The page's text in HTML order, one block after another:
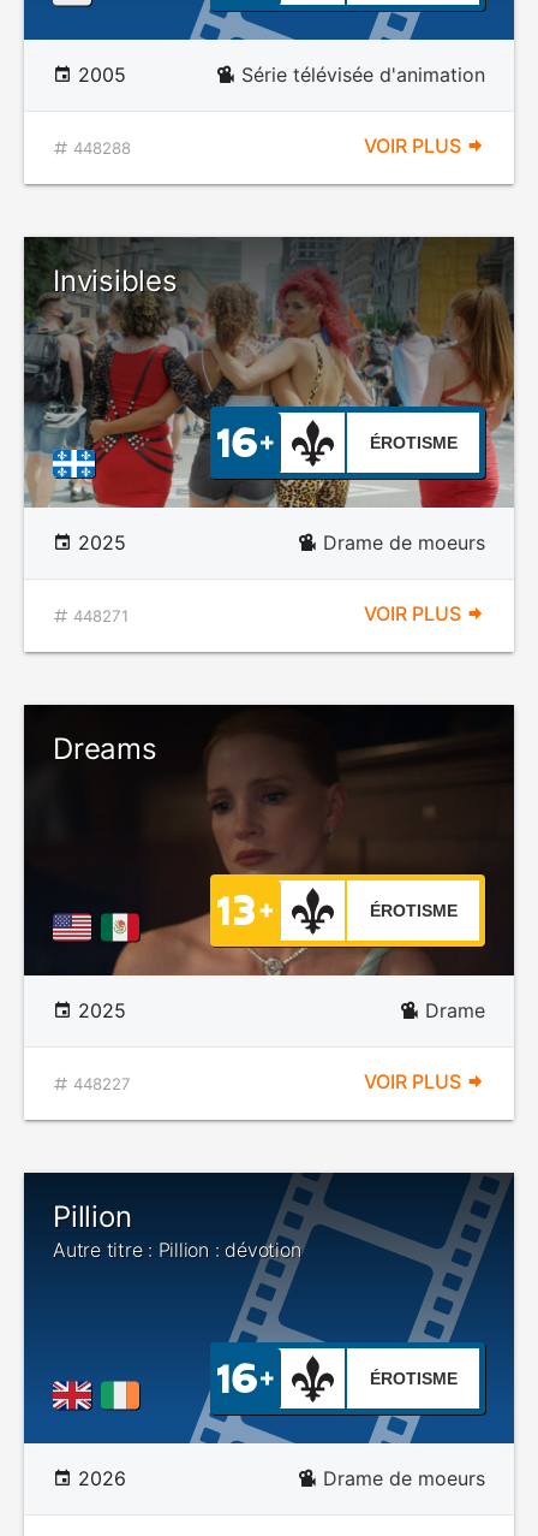
2005 Série télévisée d'animation
448288 VOIR PLUS
Invisibles
ÉROTISME
2025 Drame de moeurs
448271 VOIR PLUS
Dreams
ÉROTISME
2025 Drame
448227 VOIR PLUS
Pillion
Autre titre : Pillion : dévotion
ÉROTISME
2026 Drame de moeurs